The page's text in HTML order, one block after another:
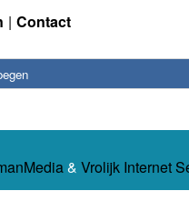
Contact
& Vrolijk Internet